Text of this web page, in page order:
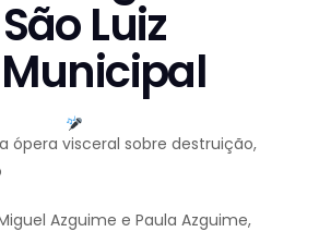
Luiz
ópera visceral sobre destruição,
Azguime e Paula Azguime,